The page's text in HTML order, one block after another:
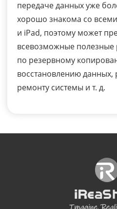
передаче данных уже
хорошо знакома со
и iPad, поэтому может
всевозможные полезные
по резервному
восстановлению данных,
ремонту системы и т. д.